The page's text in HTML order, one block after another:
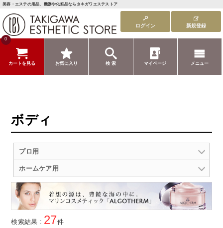
美容・エステの用品、機器や化粧品ならタキガワエステストア
ログイン 新規登録
0
カートを見る お気に入り 検 索 マイページ メニュー
ボディ
プロ用
ホームケア用
検索結果 : 27件